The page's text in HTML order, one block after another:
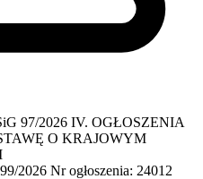
97/2026 IV. OGŁOSZENIA
O KRAJOWYM
2026 Nr ogłoszenia: 24012